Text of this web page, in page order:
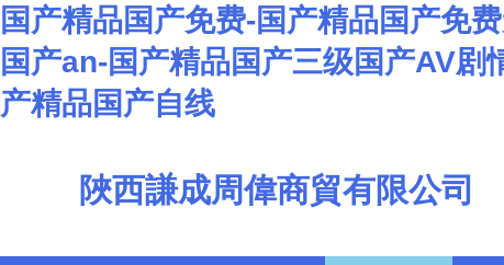
国产精品国产免费-国产精品国产免
国产an-国产精品国产三级国产AV
产精品国产自线
陜西謙成周偉商貿有限公司